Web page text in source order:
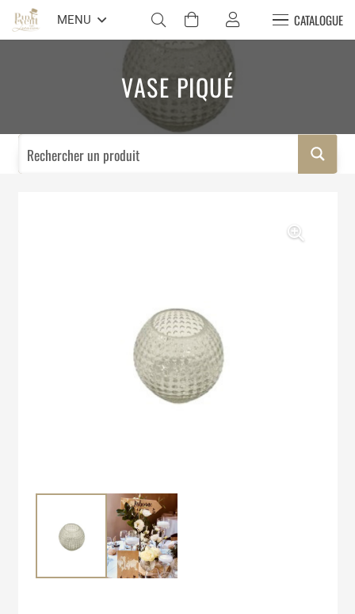
MENU CATALOGUE
VASE PIQUÉ